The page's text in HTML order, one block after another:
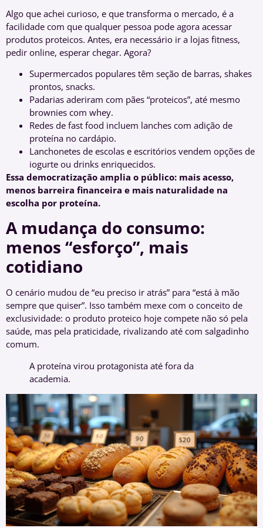
Algo que achei curioso, e que transforma o mercado, é a
facilidade com que qualquer pessoa pode agora acessar
produtos proteicos. Antes, era necessário ir a lojas fitness,
pedir online, esperar chegar. Agora?
Supermercados populares têm seção de barras, shakes
prontos, snacks.
Padarias aderiram com pães “proteicos”, até mesmo
brownies com whey.
Redes de fast food incluem lanches com adição de
proteína no cardápio.
Lanchonetes de escolas e escritórios vendem opções de
iogurte ou drinks enriquecidos.
Essa democratização amplia o público: mais acesso,
menos barreira financeira e mais naturalidade na
escolha por proteína.
A mudança do consumo:
menos “esforço”, mais
cotidiano
O cenário mudou de “eu preciso ir atrás” para “está à mão
sempre que quiser”. Isso também mexe com o conceito de
exclusividade: o produto proteico hoje compete não só pela
saúde, mas pela praticidade, rivalizando até com salgadinho
comum.
A proteína virou protagonista até fora da
academia.